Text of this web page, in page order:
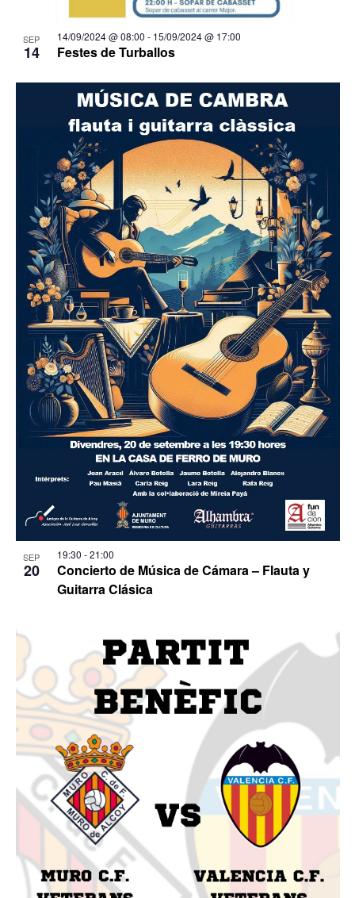
SEP
14 Festes de Turballos
14/09/2024 @ 08:00 - 15/09/2024 @ 17:00
SEP
20
Concierto de Música de Cámara – Flauta y
Guitarra Clásica
19:30 -21:00